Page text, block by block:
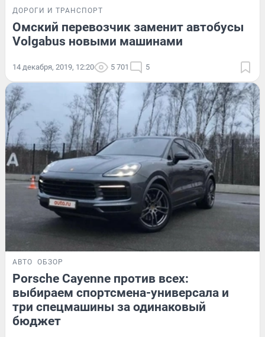
ДОРОГИ И ТРАНСПОРТ
Омский перевозчик заменит автобусы
Volgabus новыми машинами
14 декабря, 2019, 12:20 5 701 5
АВТО ОБЗОР
Porsche Cayenne против всех:
выбираем спортсмена-универсала и
три спецмашины за одинаковый
бюджет